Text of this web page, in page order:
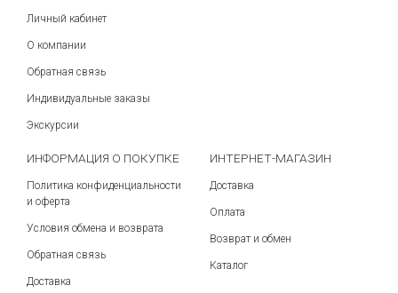
Личный кабинет
О компании
Обратная связь
Индивидуальные заказы
Экскурсии
ИНФОРМАЦИЯ О ПОКУПКЕ
Политика конфиденциальности
и оферта
Условия обмена и возврата
Обратная связь
Доставка
ИНТЕРНЕТ-МАГАЗИН
Доставка
Оплата
Возврат и обмен
Каталог